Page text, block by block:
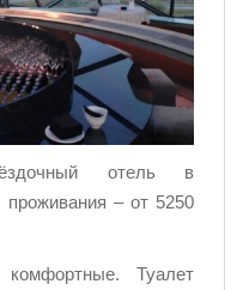
отель в
проживания – от 5250
Туалет